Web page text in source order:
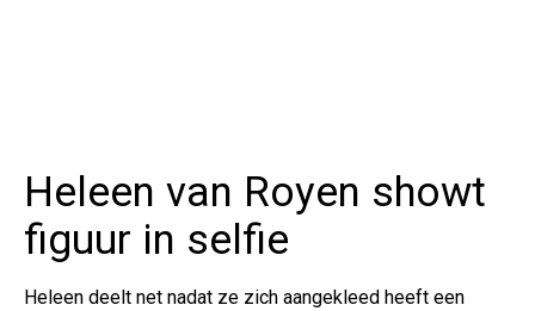
Heleen van Royen showt
figuur in selfie
Heleen deelt net nadat ze zich aangekleed heeft een